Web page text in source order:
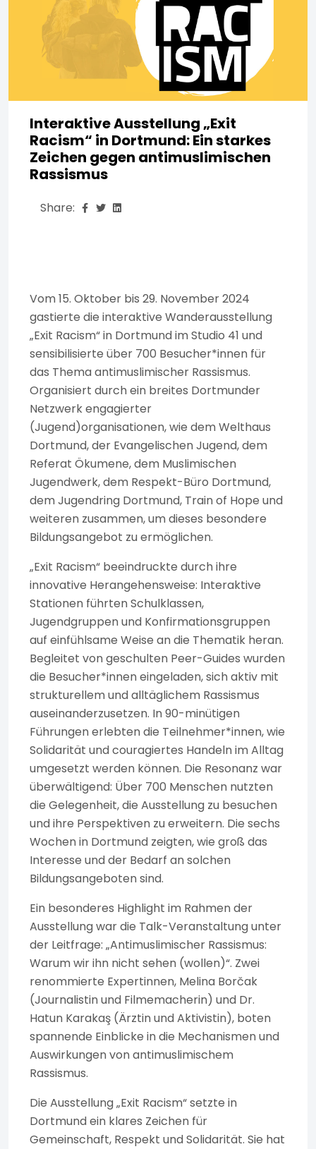
Interaktive Ausstellung „Exit
Racism“ in Dortmund: Ein starkes
Zeichen gegen antimuslimischen
Rassismus
Share:
Vom 15. Oktober bis 29. November 2024
gastierte die interaktive Wanderausstellung
„Exit Racism“ in Dortmund im Studio 41 und
sensibilisierte über 700 Besucher*innen für
das Thema antimuslimischer Rassismus.
Organisiert durch ein breites Dortmunder
Netzwerk engagierter
(Jugend)organisationen, wie dem Welthaus
Dortmund, der Evangelischen Jugend, dem
Referat Ökumene, dem Muslimischen
Jugendwerk, dem Respekt-Büro Dortmund,
dem Jugendring Dortmund, Train of Hope und
weiteren zusammen, um dieses besondere
Bildungsangebot zu ermöglichen.
„Exit Racism“ beeindruckte durch ihre
innovative Herangehensweise: Interaktive
Stationen führten Schulklassen,
Jugendgruppen und Konfirmationsgruppen
auf einfühlsame Weise an die Thematik heran.
Begleitet von geschulten Peer-Guides wurden
die Besucher*innen eingeladen, sich aktiv mit
strukturellem und alltäglichem Rassismus
auseinanderzusetzen. In 90-minütigen
Führungen erlebten die Teilnehmer*innen, wie
Solidarität und couragiertes Handeln im Alltag
umgesetzt werden können. Die Resonanz war
überwältigend: Über 700 Menschen nutzten
die Gelegenheit, die Ausstellung zu besuchen
und ihre Perspektiven zu erweitern. Die sechs
Wochen in Dortmund zeigten, wie groß das
Interesse und der Bedarf an solchen
Bildungsangeboten sind.
Ein besonderes Highlight im Rahmen der
Ausstellung war die Talk-Veranstaltung unter
der Leitfrage: „Antimuslimischer Rassismus:
Warum wir ihn nicht sehen (wollen)“. Zwei
renommierte Expertinnen, Melina Borčak
(Journalistin und Filmemacherin) und Dr.
Hatun Karakaş (Ärztin und Aktivistin), boten
spannende Einblicke in die Mechanismen und
Auswirkungen von antimuslimischem
Rassismus.
Die Ausstellung „Exit Racism“ setzte in
Dortmund ein klares Zeichen für
Gemeinschaft, Respekt und Solidarität. Sie hat